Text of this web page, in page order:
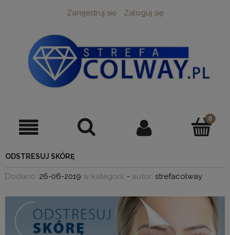
Zarejestruj się Zaloguj się
ODSTRESUJ SKÓRĘ
Dodano: 26-06-2019 w kategorii: - autor: strefacolway